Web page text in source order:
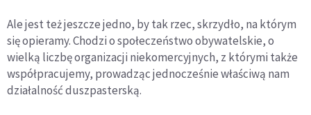
Ale jest też jeszcze jedno, by tak rzec, skrzydło, na którym
się opieramy. Chodzi o społeczeństwo obywatelskie, o
wielką liczbę organizacji niekomercyjnych, z którymi także
współpracujemy, prowadząc jednocześnie właściwą nam
działalność duszpasterską.